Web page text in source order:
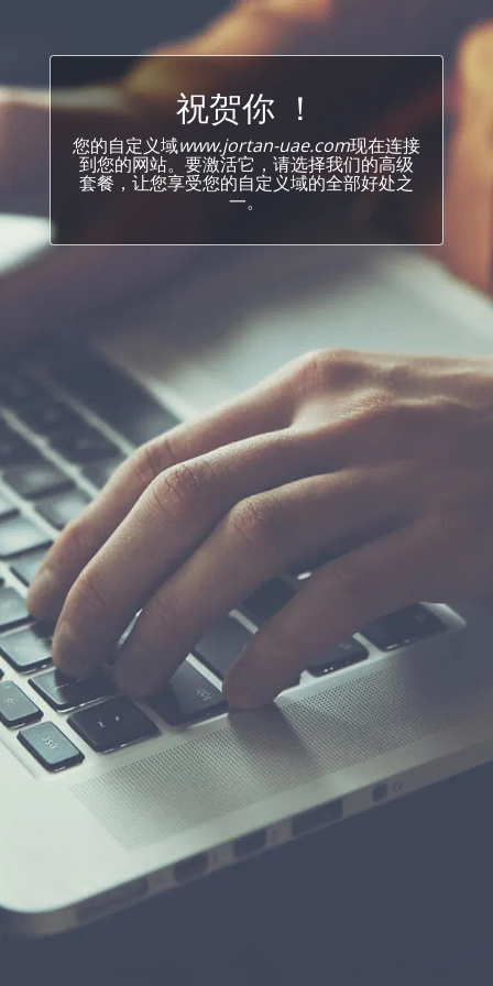
祝贺你 ！
您的自定义域www.jortan-uae.com现在连接
到您的网站。要激活它，请选择我们的高级
套餐，让您享受您的自定义域的全部好处之
一。